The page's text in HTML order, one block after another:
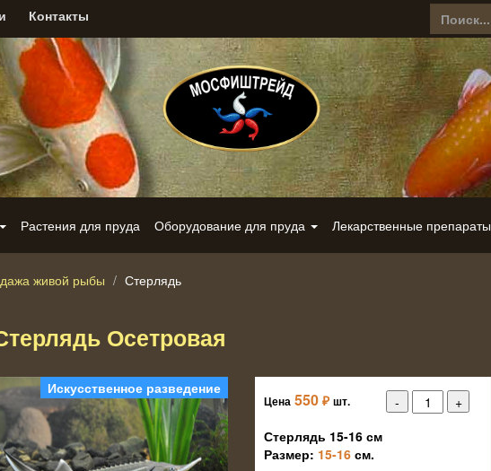
Контакты
Растения для пруда Оборудование для пруда Лекарственные препараты
живой рыбы Стерлядь
Осетровая
Искусственное разведение
Цена 550 ₽ шт.
Стерлядь 15-16 см
Размер: 15-16 см.